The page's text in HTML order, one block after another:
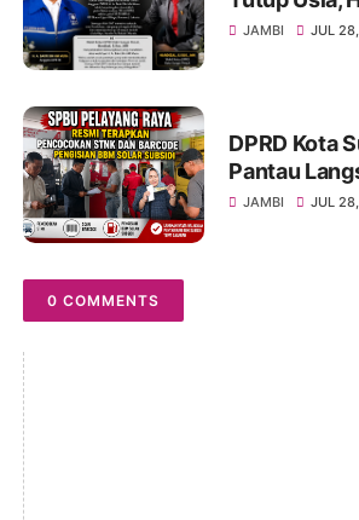
Kehilangan
JAMBI JUL
DPRD Kota
Pantau
Pencocokan
JAMBI JUL
0 COMMENTS